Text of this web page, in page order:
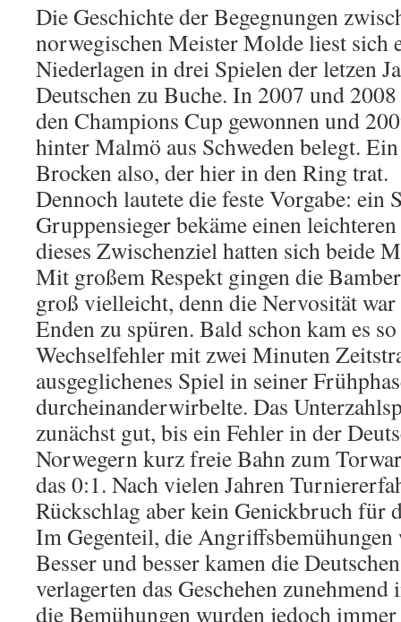
Die Geschichte der Begegnungen
norwegischen Meister Molde liest sich
Niederlagen in drei Spielen der letzen
Deutschen zu Buche. In 2007 und
den Champions Cup gewonnen und
hinter Malmö aus Schweden belegt.
Brocken also, der hier in den Ring trat.
Dennoch lautete die feste Vorgabe: ein
Gruppensieger bekäme einen
dieses Zwischenziel hatten sich beide
Mit großem Respekt gingen die
groß vielleicht, denn die Nervosität
Enden zu spüren. Bald schon kam es
Wechselfehler mit zwei Minuten
ausgeglichenes Spiel in seiner
durcheinanderwirbelte. Das
zunächst gut, bis ein Fehler in der
Norwegern kurz freie Bahn zum
das 0:1. Nach vielen Jahren
Rückschlag aber kein Genickbruch für
Im Gegenteil, die
Besser und besser kamen die
verlagerten das Geschehen
die Bemühungen wurden jedoch